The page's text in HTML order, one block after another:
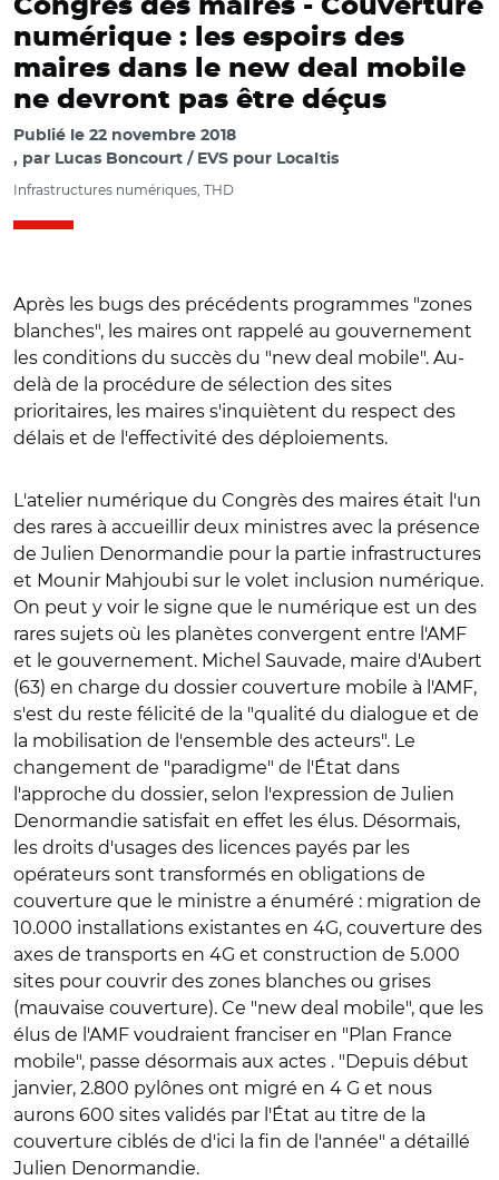
Congrès des maires - Couverture
numérique : les espoirs des
maires dans le new deal mobile
ne devront pas être déçus
Publié le 22 novembre 2018
par Lucas Boncourt / EVS pour Localtis
Infrastructures numériques, THD
Après les bugs des précédents programmes "zones
blanches", les maires ont rappelé au gouvernement
les conditions du succès du "new deal mobile". Au-
delà de la procédure de sélection des sites
prioritaires, les maires s'inquiètent du respect des
délais et de l'effectivité des déploiements.
L'atelier numérique du Congrès des maires était l'un
des rares à accueillir deux ministres avec la présence
de Julien Denormandie pour la partie infrastructures
et Mounir Mahjoubi sur le volet inclusion numérique.
On peut y voir le signe que le numérique est un des
rares sujets où les planètes convergent entre l'AMF
et le gouvernement. Michel Sauvade, maire d'Aubert
(63) en charge du dossier couverture mobile à l'AMF,
s'est du reste félicité de la "qualité du dialogue et de
la mobilisation de l'ensemble des acteurs". Le
changement de "paradigme" de l'État dans
l'approche du dossier, selon l'expression de Julien
Denormandie satisfait en effet les élus. Désormais,
les droits d'usages des licences payés par les
opérateurs sont transformés en obligations de
couverture que le ministre a énuméré : migration de
10.000 installations existantes en 4G, couverture des
axes de transports en 4G et construction de 5.000
sites pour couvrir des zones blanches ou grises
(mauvaise couverture). Ce "new deal mobile", que les
élus de l'AMF voudraient franciser en "Plan France
mobile", passe désormais aux actes . "Depuis début
janvier, 2.800 pylônes ont migré en 4 G et nous
aurons 600 sites validés par l'État au titre de la
couverture ciblés de d'ici la fin de l'année" a détaillé
Julien Denormandie.